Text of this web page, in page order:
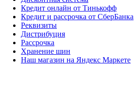
Кредит онлайн от Тинькофф
Кредит и рассрочка от СберБанка
Реквизиты
Дистрибуция
Рассрочка
Хранение шин
Наш магазин на Яндекс Маркете